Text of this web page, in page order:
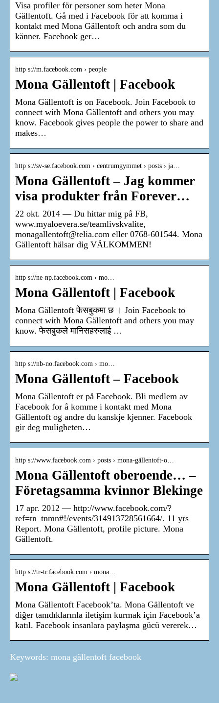
Visa profiler för personer som heter Mona
Gällentoft. Gå med i Facebook för att komma i
kontakt med Mona Gällentoft och andra som du
känner. Facebook ger…
http s://m.facebook.com › people
Mona Gällentoft | Facebook
Mona Gällentoft is on Facebook. Join Facebook to
connect with Mona Gällentoft and others you may
know. Facebook gives people the power to share and
makes…
http s://sv-se.facebook.com › centrumgymmet › posts › ja…
Mona Gällentoft – Jag kommer
visa produkter från Forever…
22 okt. 2014 — Du hittar mig på FB,
www.myaloevera.se/teamlivskvalite,
monagallentoft@telia.com eller 0768-601544. Mona
Gällentoft hälsar dig VÄLKOMMEN!
http s://ne-np.facebook.com › mo…
Mona Gällentoft | Facebook
Mona Gällentoft फेसबुकमा छ । Join Facebook to
connect with Mona Gällentoft and others you may
know. फेसबुकले मानिसहरुलाई …
http s://nb-no.facebook.com › mo…
Mona Gällentoft – Facebook
Mona Gällentoft er på Facebook. Bli medlem av
Facebook for å komme i kontakt med Mona
Gällentoft og andre du kanskje kjenner. Facebook
gir deg muligheten…
http s://www.facebook.com › posts › mona-gällentoft-o…
Mona Gällentoft oberoende… –
Företagsamma kvinnor Blekinge
17 apr. 2012 — http://www.facebook.com/?
ref=tn_tnmn#!/events/314913728561664/. 11 yrs
Report. Mona Gällentoft, profile picture. Mona
Gällentoft.
http s://tr-tr.facebook.com › mona…
Mona Gällentoft | Facebook
Mona Gällentoft Facebook’ta. Mona Gällentoft ve
diğer tanıdıklarınla iletişim kurmak için Facebook’a
katıl. Facebook insanlara paylaşma gücü vererek…
Keywords: mona gällentoft facebook